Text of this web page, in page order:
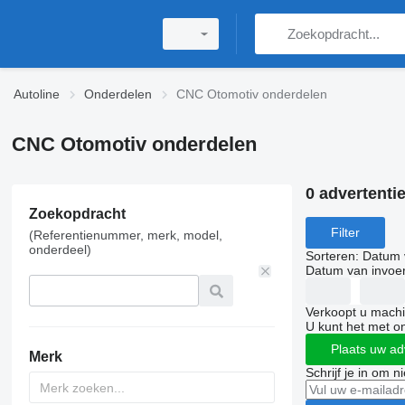
Autoline Onderdelen CNC Otomotiv onderdelen
CNC Otomotiv onderdelen
Zoekopdracht
(Referentienummer, merk, model,
onderdeel)
Merk
0
Filter
Sorteren: Datum
Datum van
Verkoopt u
U kunt het met
Plaats uw
Schrijf je in om